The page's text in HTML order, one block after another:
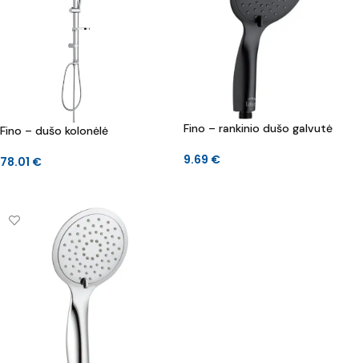
Fino – dušo kolonėlė
78.01 €
Fino – rankinio dušo galvutė
9.69 €